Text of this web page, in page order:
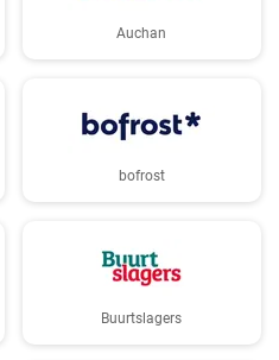
Auchan
bofrost
Buurtslagers